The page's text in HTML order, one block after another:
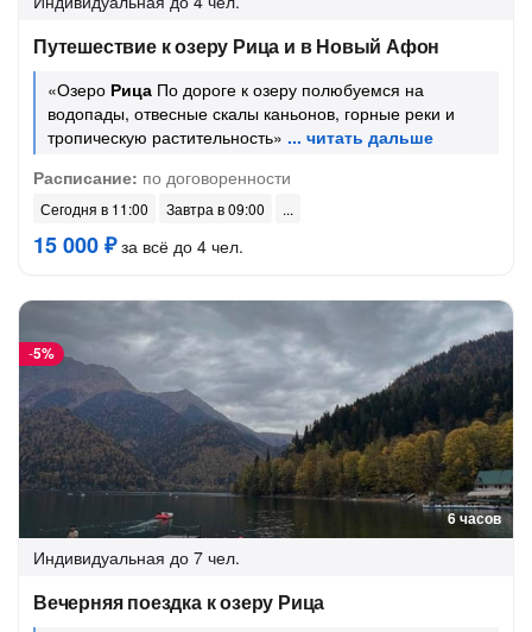
Путешествие к озеру Рица и в Новый Афон
«Озеро Рица По дороге к озеру полюбуемся на
водопады, отвесные скалы каньонов, горные реки и
тропическую растительность»
Расписание: по договоренности
Сегодня в 11:00 Завтра в 09:00
15 000 ₽за всё до 4 чел.
6 часов
-5%
Индивидуальная до 7 чел.
Вечерняя поездка к озеру Рица